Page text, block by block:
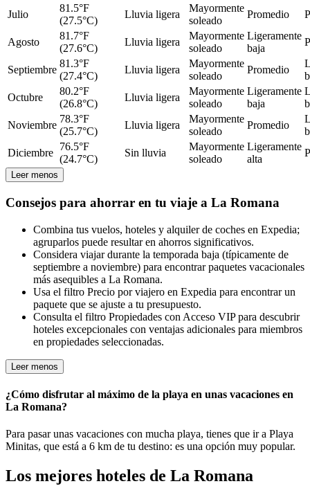
Julio
81.5°F
(27.5°C)
Lluvia ligera
Mayormente
soleado
Promedio
Agosto
81.7°F
(27.6°C)
Lluvia ligera
Mayormente
soleado
Ligeramente
baja
Septiembre
81.3°F
(27.4°C)
Lluvia ligera
Mayormente
soleado
Promedio
Octubre
80.2°F
(26.8°C)
Lluvia ligera
Mayormente
soleado
Ligeramente
baja
Noviembre
78.3°F
(25.7°C)
Lluvia ligera
Mayormente
soleado
Promedio
Diciembre
76.5°F
(24.7°C)
Sin lluvia
Mayormente
soleado
Ligeramente
alta
Leer menos
Consejos para ahorrar en tu viaje a La Romana
Combina tus vuelos, hoteles y alquiler de coches en Expedia;
agruparlos puede resultar en ahorros significativos.
Considera viajar durante la temporada baja (típicamente de
septiembre a noviembre) para encontrar paquetes vacacionales
más asequibles a La Romana.
Usa el filtro Precio por viajero en Expedia para encontrar un
paquete que se ajuste a tu presupuesto.
Consulta el filtro Propiedades con Acceso VIP para descubrir
hoteles excepcionales con ventajas adicionales para miembros
en propiedades seleccionadas.
Leer menos
¿Cómo disfrutar al máximo de la playa en unas vacaciones en
La Romana?
Para pasar unas vacaciones con mucha playa, tienes que ir a Playa
Minitas, que está a 6 km de tu destino: es una opción muy popular.
Los mejores hoteles de La Romana